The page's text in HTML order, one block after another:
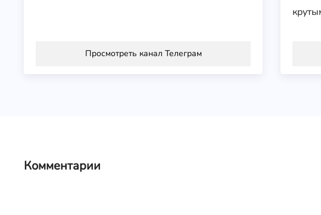
Просмотреть канал Телеграм
Комментарии